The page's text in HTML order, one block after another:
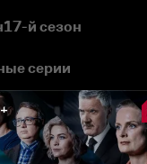
17-й сезон
серии